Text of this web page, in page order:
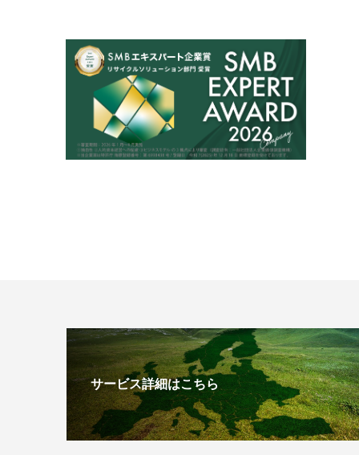
サービス詳細はこちら